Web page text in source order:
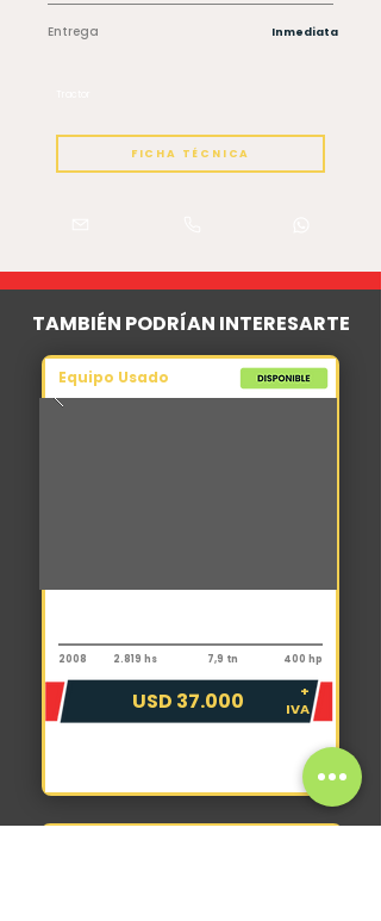
Entrega Inmediata
FICHA TÉCNICA
TAMBIÉN PODRÍAN INTERESARTE
Equipo Usado
2008 2.819 hs 7,9 tn 400 hp
USD 37.000
+
IVA